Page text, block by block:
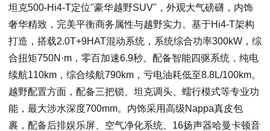
坦克500-Hi4-T定位"豪华越野SUV"，外观大气磅礴，内饰
奢华精致，完美平衡商务属性与越野实力。基于Hi4-T架构
打造，搭载2.0T+9HAT混动系统，系统综合功率300kW，综
合扭矩750N·m，零百加速6.9秒。配备智能四驱系统，纯电
续航110km，综合续航790km，亏电油耗低至8.8L/100km。
越野配置方面，配备三把锁、坦克调头、蠕行模式等专业功
能，最大涉水深度700mm。内饰采用高级Nappa真皮包
裹，配备后排娱乐屏、空气净化系统、16扬声器哈曼卡顿音